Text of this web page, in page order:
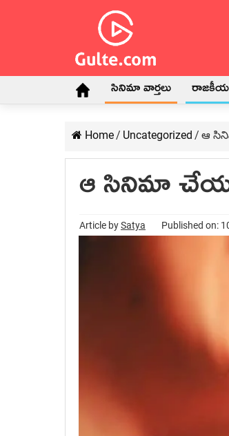
సినిమా వార్తలు రాజకీయ
Home/ Uncategorized / ఆ
ఆ సినిమా
Article bySatya Published on: